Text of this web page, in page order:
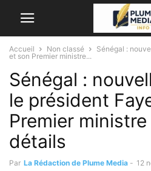
Accueil Non classé
Sénégal :
et son Premier ministre...
Sénégal :
le président
Premier
détails
Par La Rédaction de Plume Media - 12